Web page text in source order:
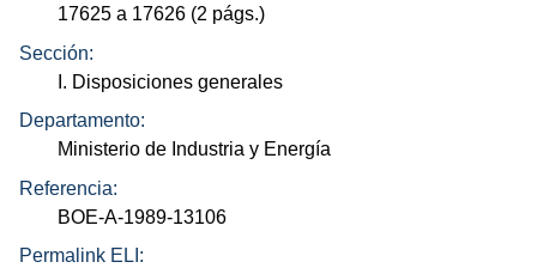
17625 a 17626 (2 págs.)
Sección:
I. Disposiciones generales
Departamento:
Ministerio de Industria y Energía
Referencia:
BOE-A-1989-13106
Permalink ELI: